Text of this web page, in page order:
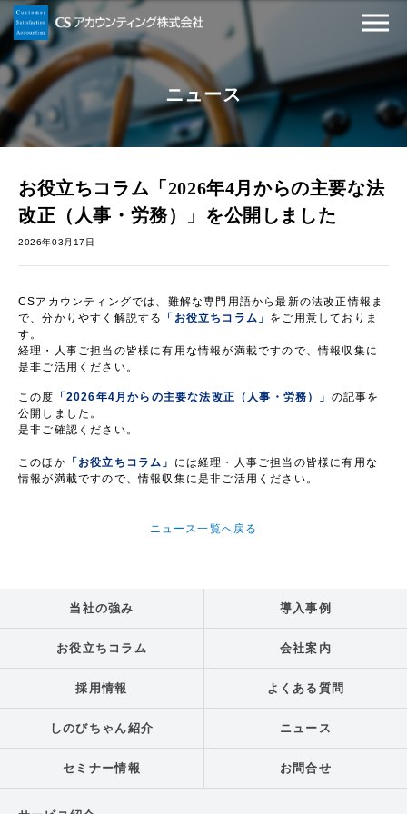
ニュース
お役立ちコラム「2026年4月からの主要な法
改正（人事・労務）」を公開しました
2026年03月17日
CSアカウンティングでは、難解な専門用語から最新の法改正情報ま
で、分かりやすく解説する
「お役立ちコラム」 をご用意しておりま
す。
経理・人事ご担当の皆様に有用な情報が満載ですので、情報収集に
是非ご活用ください。
この度 「2026年4月からの主要な法改正（人事・労務）」 の記事を
公開しました。
是非ご確認ください。
このほか 「お役立ちコラム」 には経理・人事ご担当の皆様に有用な
情報が満載ですので、情報収集に是非ご活用ください。
ニュース一覧へ戻る
当社の強み 導入事例
お役立ちコラム 会社案内
採用情報 よくある質問
しのびちゃん紹介 ニュース
セミナー情報 お問合せ